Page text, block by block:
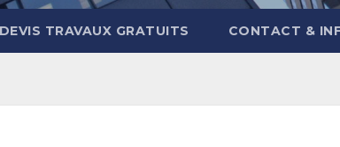
DEVIS TRAVAUX GRATUITS CONTACT &